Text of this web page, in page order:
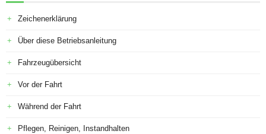
Zeichenerklärung
Über diese Betriebsanleitung
Fahrzeugübersicht
Vor der Fahrt
Während der Fahrt
Pflegen, Reinigen, Instandhalten